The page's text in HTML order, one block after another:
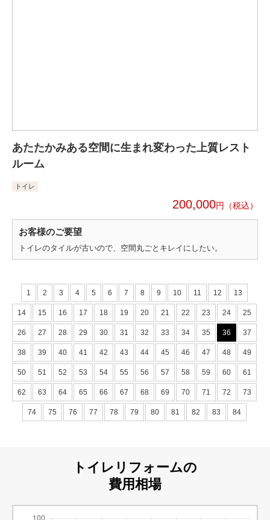
あたたかみある空間に生まれ変わった上質レスト
ルーム
トイレ
200,000円
お客様のご要望
トイレのタイルが古いので、空間丸ごとキレイにしたい。
1 2 3 4 5 6 7 8 9 10 11 12 13
14 15 16 17 18 19 20 21 22 23 24 25
26 27 28 29 30 31 32 33 34 35 36 37
38 39 40 41 42 43 44 45 46 47 48 49
50 51 52 53 54 55 56 57 58 59 60 61
62 63 64 65 66 67 68 69 70 71 72 73
74 75 76 77 78 79 80 81 82 83 84
トイレリフォームの
費用相場